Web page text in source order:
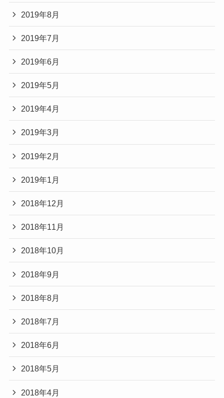
2019年8月
2019年7月
2019年6月
2019年5月
2019年4月
2019年3月
2019年2月
2019年1月
2018年12月
2018年11月
2018年10月
2018年9月
2018年8月
2018年7月
2018年6月
2018年5月
2018年4月